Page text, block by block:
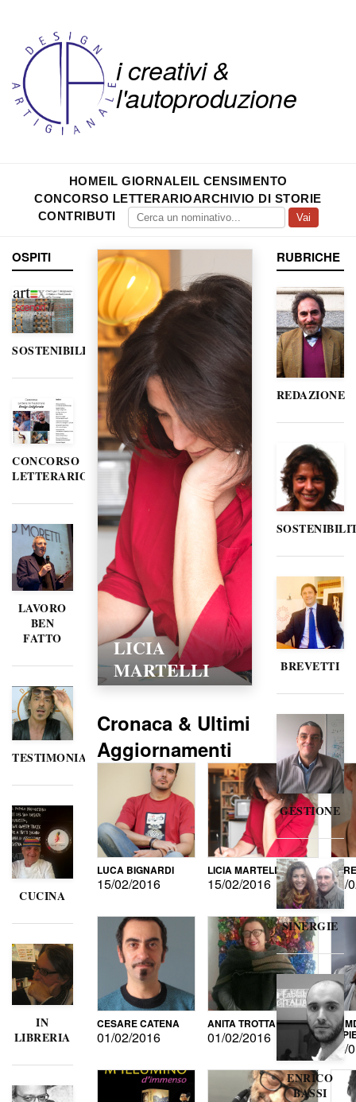
i creativi &
l'autoproduzione
HOMEIL GIORNALEIL CENSIMENTO
CONCORSO LETTERARIOARCHIVIO DI STORIE
CONTRIBUTI
Vai
OSPITI
SOSTENIBILITÀ
CONCORSO
LETTERARIO
LAVORO
BEN
FATTO
TESTIMONIANZE
CUCINA
IN
LIBRERIA
LICIA
MARTELLI
Cronaca & Ultimi
Aggiornamenti
LUCA BIGNARDI
15/02/2016
LICIA MARTELLI
15/02/2016 15/
CESARE CATENA
01/02/2016
ANITA TROTTA
01/02/2016 DI
15/
RUBRICHE
REDAZIONE
BREVETTI
GESTIONE
SINERGIE
ENRICO
BASSI